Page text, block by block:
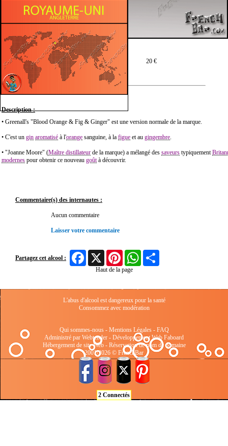
Prix moyen en 50 cl : 20 €
Description :
• Greenall's "Blood Orange & Fig & Ginger" est une version normale de la marque.
• C'est un gin aromatisé à l'orange sanguine, à la figue et au gingembre
• "Joanne Moore" (Maître distillateur de la marque) a mélangé des saveurs typiquement
modernes pour obtenir ce nouveau goût à découvrir.
Commentaire(s) des internautes :
Aucun commentaire
Laisser votre commentaire
Partagez cet alcool :
Facebook
X PinterestWhatsApp
Haut de la page
L'abus d'alcool est dangereux pour la santé
Consommez avec modération
Qui sommes-nous- Mentions Légales- FAQ
Administré par Webtender - Développement Web Faboard
Hébergement de site Web- Réservation de nom de domaine
2001/2026 © FrenchBar
2 Connectés